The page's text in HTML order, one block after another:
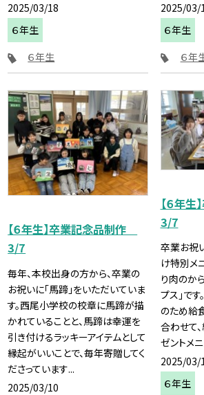
2025/03/18
６年生
６年生
2025/03/
６年生
６年
【６年生】卒業記念品制作
3/7
毎年、本校出身の方から、卒業の
お祝いに「馬蹄」をいただいていま
す。西尾小学校の校章に馬蹄が描
かれていることと、馬蹄は幸運を
引き付けるラッキーアイテムとして
縁起がいいことで、毎年寄贈してく
ださっています...
2025/03/10
【６年
3/7
卒業お祝
け特別メ
り肉のか
プス」で
のため給
合わせて
ゼントメ
2025/03/
６年生